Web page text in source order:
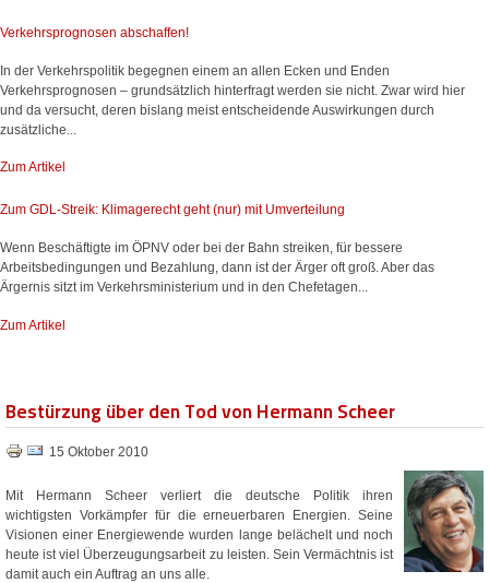
Verkehrsprognosen abschaffen!
In der Verkehrspolitik begegnen einem an allen Ecken und Enden
Verkehrsprognosen – grundsätzlich hinterfragt werden sie nicht. Zwar wird hier
und da versucht, deren bislang meist entscheidende Auswirkungen durch
zusätzliche...
Zum Artikel
Zum GDL-Streik: Klimagerecht geht (nur) mit Umverteilung
Wenn Beschäftigte im ÖPNV oder bei der Bahn streiken, für bessere
Arbeitsbedingungen und Bezahlung, dann ist der Ärger oft groß. Aber das
Ärgernis sitzt im Verkehrsministerium und in den Chefetagen...
Zum Artikel
Bestürzung über den Tod von Hermann Scheer
15 Oktober 2010
Mit Hermann Scheer verliert die deutsche Politik ihren
wichtigsten Vorkämpfer für die erneuerbaren Energien. Seine
Visionen einer Energiewende wurden lange belächelt und noch
heute ist viel Überzeugungsarbeit zu leisten. Sein Vermächtnis ist
damit auch ein Auftrag an uns alle.